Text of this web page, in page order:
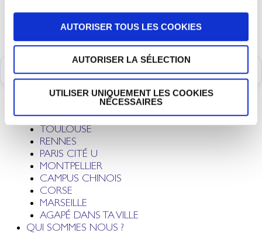
AUTORISER TOUS LES COOKIES
AUTORISER LA SÉLECTION
UTILISER UNIQUEMENT LES COOKIES
NÉCESSAIRES
Nos projets
Nous soutenir
NOS MOUVEMENTS
LYON
TOULOUSE
RENNES
PARIS CITÉ U
MONTPELLIER
CAMPUS CHINOIS
CORSE
MARSEILLE
AGAPÉ DANS TA VILLE
QUI SOMMES NOUS ?